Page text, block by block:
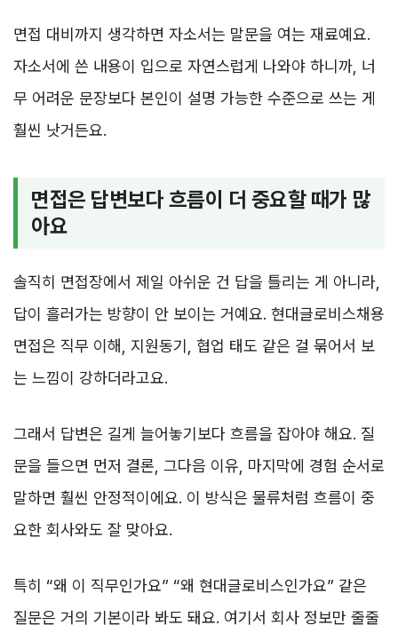
면접 대비까지 생각하면 자소서는 말문을 여는 재료예요.
자소서에 쓴 내용이 입으로 자연스럽게 나와야 하니까, 너
무 어려운 문장보다 본인이 설명 가능한 수준으로 쓰는 게
훨씬 낫거든요.
면접은 답변보다 흐름이 더 중요할 때가 많
아요
솔직히 면접장에서 제일 아쉬운 건 답을 틀리는 게 아니라,
답이 흘러가는 방향이 안 보이는 거예요. 현대글로비스채용
면접은 직무 이해, 지원동기, 협업 태도 같은 걸 묶어서 보
는 느낌이 강하더라고요.
그래서 답변은 길게 늘어놓기보다 흐름을 잡아야 해요. 질
문을 들으면 먼저 결론, 그다음 이유, 마지막에 경험 순서로
말하면 훨씬 안정적이에요. 이 방식은 물류처럼 흐름이 중
요한 회사와도 잘 맞아요.
특히 “왜 이 직무인가요” “왜 현대글로비스인가요” 같은
질문은 거의 기본이라 봐도 돼요. 여기서 회사 정보만 줄줄